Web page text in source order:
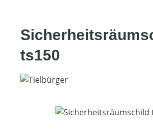
ts150
Bildergalerie überspringen